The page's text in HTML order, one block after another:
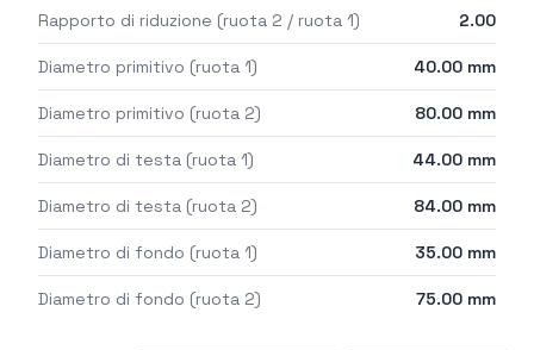
Rapporto di riduzione (ruota 2 / ruota 1) 2.00
Diametro primitivo (ruota 1) 40.00 mm
Diametro primitivo (ruota 2) 80.00 mm
Diametro di testa (ruota 1) 44.00 mm
Diametro di testa (ruota 2) 84.00 mm
Diametro di fondo (ruota 1) 35.00 mm
Diametro di fondo (ruota 2) 75.00 mm